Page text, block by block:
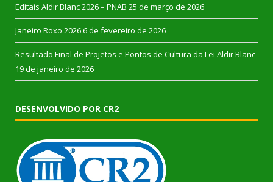
Editais Aldir Blanc 2026 – PNAB 25 de março de 2026
Janeiro Roxo 2026 6 de fevereiro de 2026
Resultado Final de Projetos e Pontos de Cultura da Lei Aldir Blanc
19 de janeiro de 2026
DESENVOLVIDO POR CR2